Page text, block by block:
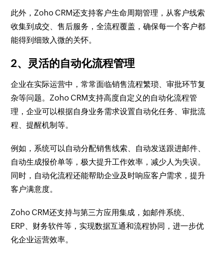
此外，Zoho CRM还支持客户生命周期管理，从客户线索
收集到成交、售后服务，全流程覆盖，确保每一个客户都
能得到细致入微的关怀。
2、灵活的自动化流程管理
企业在实际运营中，常常面临销售流程繁琐、审批环节复
杂等问题。Zoho CRM支持高度自定义的自动化流程管
理，企业可以根据自身业务需求设置自动化任务、审批流
程、提醒机制等。
例如，系统可以自动分配销售线索、自动发送跟进邮件、
自动生成报价单等，极大提升工作效率，减少人为失误。
同时，自动化流程还能帮助企业及时响应客户需求，提升
客户满意度。
Zoho CRM还支持与第三方应用集成，如邮件系统、
ERP、财务软件等，实现数据互通和流程协同，进一步优
化企业运营效率。